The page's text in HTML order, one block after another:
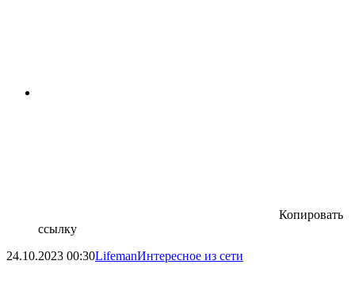
Копировать
ссылку
24.10.2023 00:30LifemanИнтересное из сети